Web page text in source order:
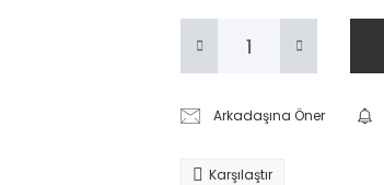
Arkadaşına Öner
Karşılaştır